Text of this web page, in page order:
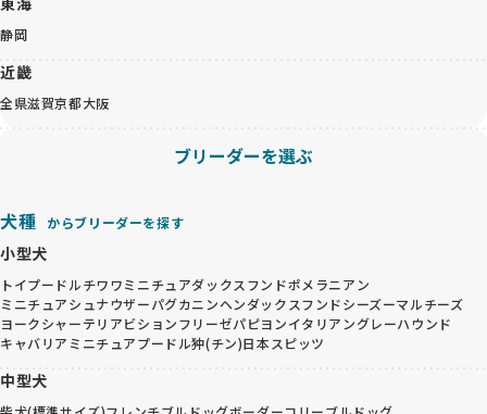
静岡
近畿
全県滋賀京都大阪
ブリーダーを選ぶ
犬種 からブリーダーを探す
小型犬
トイプードルチワワミニチュアダックスフンドポメラニアン
ミニチュアシュナウザーパグカニンヘンダックスフンドシーズーマルチーズ
ヨークシャーテリアビションフリーゼパピヨンイタリアングレーハウンド
キャバリア ミニチュアプードル狆(チン)日本スピッツ
中型犬